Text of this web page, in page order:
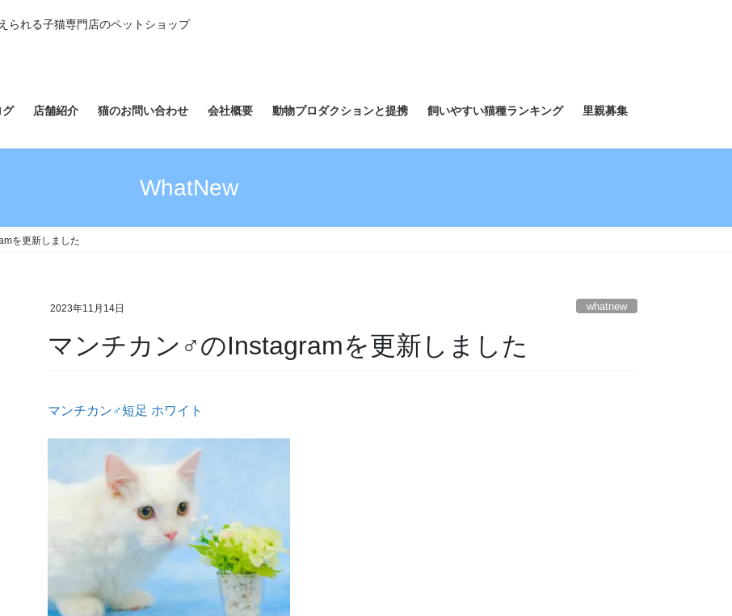
られる子猫専門店のペットショップ
グ 店舗紹介 猫のお問い合わせ 会社概要 動物プロダクションと提携 飼いやすい猫種ランキング 里親募集
WhatNew
を更新しました
2023年11月14日 whatnew
マンチカン♂のInstagramを更新しました
マンチカン♂短足 ホワイト